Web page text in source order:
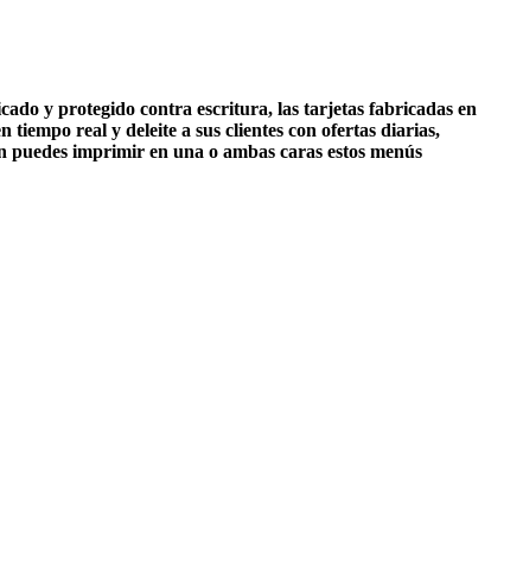
y protegido contra escritura, las tarjetas fabricadas en
real y deleite a sus clientes con ofertas diarias,
puedes imprimir en una o ambas caras estos menús